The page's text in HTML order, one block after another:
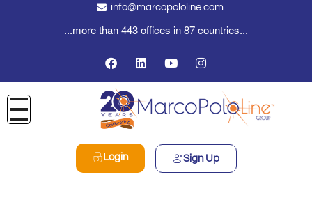
info@marcopololine.com
...more than 443 offices in 87 countries...
Login Sign Up